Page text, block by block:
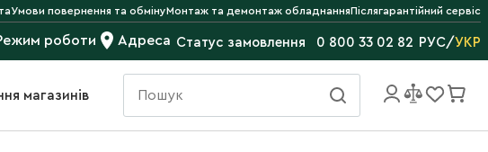
Умови повернення та обмінуМонтаж та демонтаж обладнанняПіслягарантійний сервіс
роботи Адреса Статус замовлення 0 800 33 02 82 РУС/УКР
магазинів